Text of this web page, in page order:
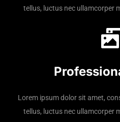
tellus, luctus nec ullamcorper
Lorem ipsum dolor sit amet,
tellus, luctus nec ullamcorper